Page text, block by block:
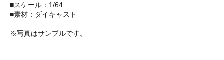
■スケール：1/64
■素材：ダイキャスト
※写真はサンプルです。